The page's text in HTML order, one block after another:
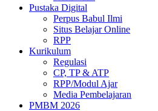
Pustaka Digital
Perpus Babul Ilmi
Situs Belajar Online
RPP
Kurikulum
Regulasi
CP, TP & ATP
RPP/Modul Ajar
Media Pembelajaran
PMBM 2026